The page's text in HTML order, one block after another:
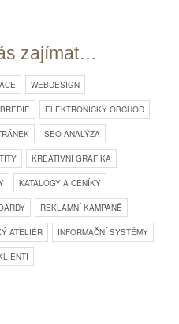
zajímat…
WEBDESIGN
ELEKTRONICKÝ OBCHOD
SEO ANALÝZA
KREATIVNÍ GRAFIKA
KATALOGY A CENÍKY
REKLAMNÍ KAMPANĚ
ATELIÉR INFORMAČNÍ SYSTÉMY